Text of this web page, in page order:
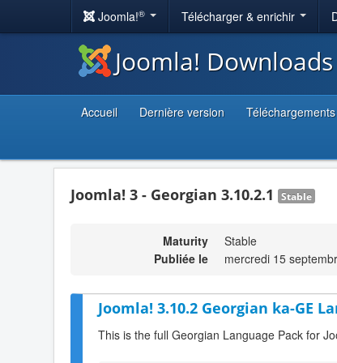
Joomla!® Télécharger & enrichir
Joomla! Downloads
Accueil Dernière version Téléchargements
Joomla! 3 - Georgian 3.10.2.1 Stable
Maturity
Stable
Publiée le
mercredi 15
Joomla! 3.10.2 Georgian ka-GE
This is the full Georgian Language Pack for